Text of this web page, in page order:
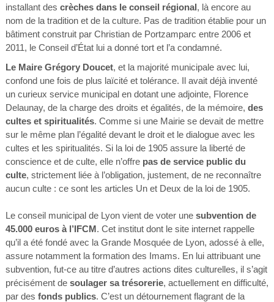
installant des crèches dans le conseil régional, là encore au
nom de la tradition et de la culture. Pas de tradition établie pour un
bâtiment construit par Christian de Portzamparc entre 2006 et
2011, le Conseil d’État lui a donné tort et l’a condamné.
Le Maire Grégory Doucet, et la majorité municipale avec lui,
confond une fois de plus laïcité et tolérance. Il avait déjà inventé
un curieux service municipal en dotant une adjointe, Florence
Delaunay, de la charge des droits et égalités, de la mémoire, des
cultes et spiritualités. Comme si une Mairie se devait de mettre
sur le même plan l’égalité devant le droit et le dialogue avec les
cultes et les spiritualités. Si la loi de 1905 assure la liberté de
conscience et de culte, elle n’offrepas de service public du
culte, strictement liée à l’obligation, justement, de ne reconnaître
aucun culte : ce sont les articles Un et Deux de la loi de 1905.
Le conseil municipal de Lyon vient de voter une subvention de
45.000 euros à l’IFCM. Cet institut dont le site internet rappelle
qu’il a été fondé avec la Grande Mosquée de Lyon, adossé à elle,
assure notamment la formation des Imams. En lui attribuant une
subvention, fut-ce au titre d’autres actions dites culturelles, il s’agit
précisément de soulager sa trésorerie, actuellement en difficulté,
par des fonds publics. C’est un détournement flagrant de la